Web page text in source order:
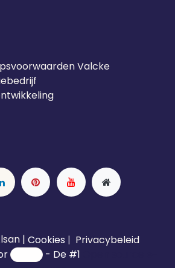
Valcke
| Cookies | Privacybeleid
- De #1